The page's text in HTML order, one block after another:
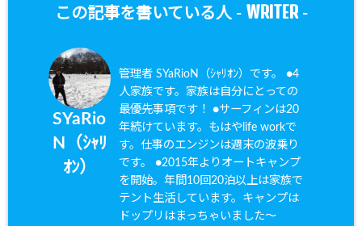
この記事を書いている人 - WRITER-
SYaRio
N（ｼｬﾘ
ｵﾝ）
管理者 SYaRioN（ｼｬﾘｵﾝ）です。 ●4
人家族です。家族は自分にとっての
最優先事項です！ ●サーフィンは20
年続けています。もはやlife workで
す。仕事のエンジンは週末の波乗り
です。 ●2015年よりオートキャンプ
を開始。年間10回20泊以上は家族で
テント生活しています。キャンプは
ドップリはまっちゃいました〜